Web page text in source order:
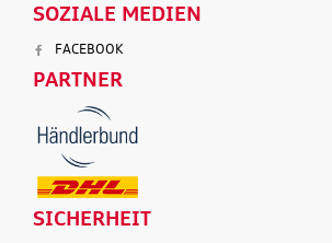
SOZIALE MEDIEN
FACEBOOK
PARTNER
SICHERHEIT